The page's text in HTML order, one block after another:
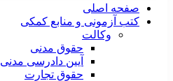
صفحه اصلی
کتب آزمونی و منابع کمکی
وکالت
حقوق مدنی
آیین دادرسی مدنی
حقوق تجارت